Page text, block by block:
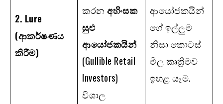
2. Lure
(ආකර්ෂණය
කිරීම)
කරන අහිංසක
සුළු
ආයෝජකයින්
(Gullible Retail
Investors)
විශාල
ආයෝජකයින්
ගේ ඉල්ලුම
නිසා කොටස්
මිල කෘත්‍රිමව
ඉහළ යෑම.